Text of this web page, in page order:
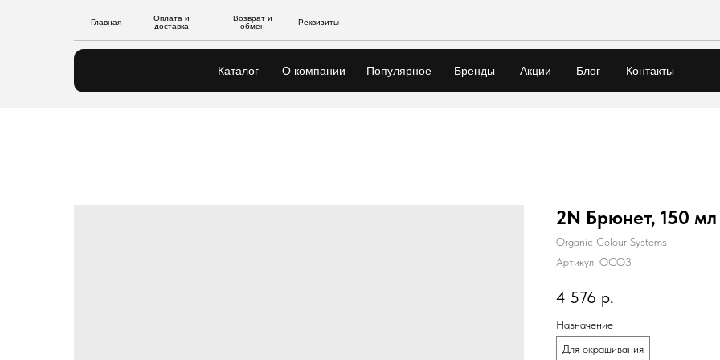
Блог
Реквизиты
Оплата и
доставка
Возврат и
обмен
Главная
Каталог О компании Контакты
Популярное Бренды Акции
2N Брюнет, 150 мл
Organic Colour Systems
Артикул: OCO3
4 576 р.
Назначение
Для окрашивания